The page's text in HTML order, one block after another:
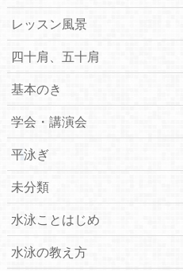
レッスン風景
四十肩、五十肩
基本のき
学会・講演会
平泳ぎ
未分類
水泳ことはじめ
水泳の教え方